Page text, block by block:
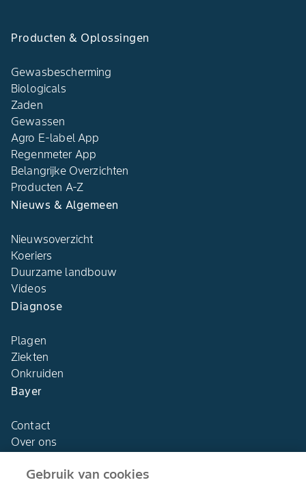
Producten & Oplossingen
Gewasbescherming
Biologicals
Zaden
Gewassen
Agro E-label App
Regenmeter App
Belangrijke Overzichten
Producten A-Z
Nieuws & Algemeen
Nieuwsoverzicht
Koeriers
Duurzame landbouw
Videos
Diagnose
Plagen
Ziekten
Onkruiden
Bayer
Contact
Over ons
Gebruik van cookies